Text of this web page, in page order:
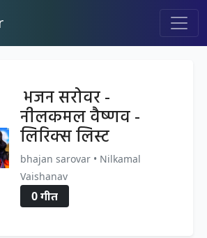
भजन सरोवर -
नीलकमल वैष्णव -
लिरिक्स लिस्ट
bhajan sarovar • Nilkamal
Vaishanav
0 गीत